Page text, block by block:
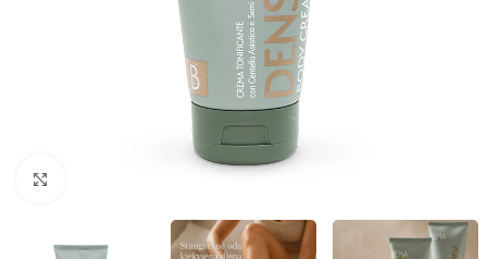
Spustelėkite, kad padidintumėte